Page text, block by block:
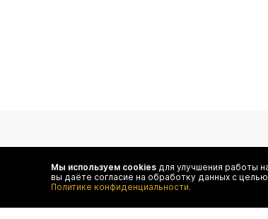
Чтобы в числе первых иметь доступ ко
Мы используем cookies для улучшения работы
вы даёте согласие на обработку данных с
Политике конфиденциальности.